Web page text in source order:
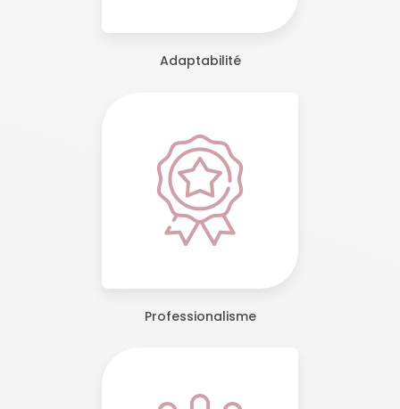
Adaptabilité
Professionalisme